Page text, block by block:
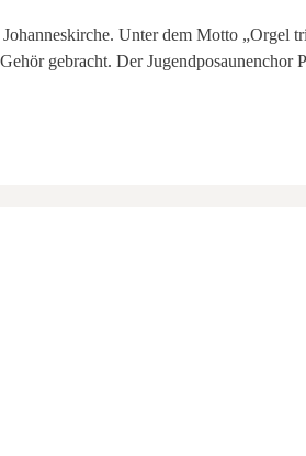
Unter dem Motto „Orgel
gebracht. Der Jugendposaunenchor